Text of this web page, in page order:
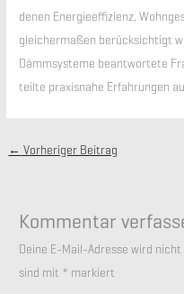
denen Energieeffizienz,
gleichermaßen berücksichtigt
Dämmsysteme beantwortete
teilte praxisnahe Erfahrungen
← Vorheriger Beitrag
Kommentar
Deine E-Mail-Adresse wird
sind mit * markiert